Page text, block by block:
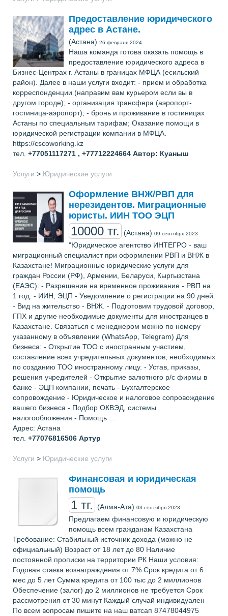
Предоставление юридического
адрес в Астане.
(Астана) 26 февраля 2024
Наша команда готова оказать помощь в
предоставление юридического адреса в
Бизнес-Центрах г. Астаны в границах МФЦА (есильский
район). Далее в наши услуги входит: - прием и обработка
корреспонденции (направим вам курьером если вы в
другом городе); - организация трансфера (аэропорт-
гостиница-аэропорт); - бронь и проживание в гостиницах
Астаны по специальным тарифам; Оказание помощи в
юридической регистрации компании в МФЦА.
https://cscoworking.kz
тел. +77051117271 , +77712224664 Автор: Куаныш
Услуги > Юридические услуги
Оформление ВНЖ/РВП для
нерезидентов. Миграционные
юристы. ИИН ТОО ЭЦП
10000 тг. (Астана) 09 сентября 2023
"Юридическое агентство ИНТЕГРО - ваш
миграционный специалист при оформлении РВП и ВНЖ в
Казахстане! Миграционные юридические услуги для
граждан России (РФ), Армении, Беларуси, Кыргызстана
(ЕАЭС): - Разрешение на временное проживание - РВП на
1 год. - ИИН, ЭЦП - Уведомление о регистрации на 90 дней.
- Вид на жительство - ВНЖ. - Подготовим трудовой договор,
ГПХ и другие необходимые документы для иностранцев в
Казахстане. Связаться с менеджером можно по номеру
указанному в объявлении (WhatsApp, Telegram) Для
бизнеса: - Открытие ТОО с иностранным участием,
составление всех учредительных документов, необходимых
по созданию ТОО иностранному лицу. - Устав, приказы,
решения учредителей - Открытие валютного р/с фирмы в
банке - ЭЦП компании, печать - Бухгалтерское
сопровождение - Юридическое и налоговое сопровождение
вашего бизнеса - Подбор ОКВЭД, системы
налогообложения - Помощь ...
Адрес: Астана
тел. +77076816506 Артур
Услуги > Юридические услуги
Финансовая и юридическая
помощь
1 тг. (Алма-Ата) 03 сентября 2023
Предлагаем финансовую и юридическую
помощь всем гражданам Казахстана
Требование: Стабильный источник дохода (можно не
официальный) Возраст от 18 лет до 80 Наличие
постоянной прописки на территории РК Наши условия:
Годовая ставка вознаграждения от 7% Срок кредита от 6
мес до 5 лет Сумма кредита от 100 тыс до 2 миллионов
Обеспечение (залог) до 2 миллионов не требуется Срок
рассмотрения от 30 минут Каждый случай индивидуален
По всем вопросам пишите на наш ватсап 87478044975